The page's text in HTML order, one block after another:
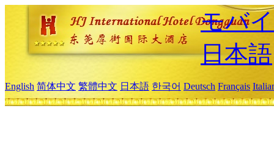
モバ
日本語
English 简体中文 繁體中文 日本語 한국어 Deutsch Français